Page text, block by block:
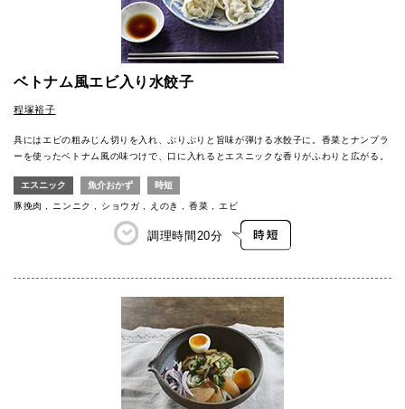
ベトナム風エビ入り水餃子
程塚裕子
具にはエビの粗みじん切りを入れ、ぷりぷりと旨味が弾ける水餃子に。香菜とナンプラ
ーを使ったベトナム風の味つけで、口に入れるとエスニックな香りがふわりと広がる。
エスニック 魚介おかず 時短
豚挽肉 ニンニク ショウガ えのき 香菜 エビ
調理時間 20分